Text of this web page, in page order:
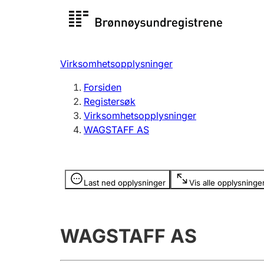
Registersøk
Registrere, endre, slette
Virksomhetsopplysninger
Forsiden
Registersøk
Virksomhetsopplysninger
WAGSTAFF AS
Last ned opplysninger Vis alle
Opplysninger er skjult
WAGSTAFF AS